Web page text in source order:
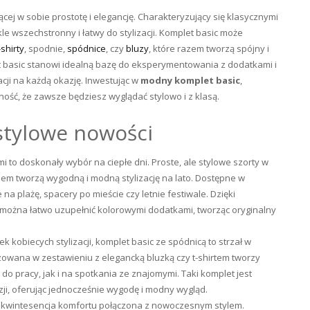
w sobie prostotę i elegancję. Charakteryzujący się klasycznymi
i łatwy do stylizacji. Komplet basic może
, spodnie, spódnice, czybluzy, które razem tworzą spójny i
stanowi idealną bazę do eksperymentowania z dodatkami i
na każdą okazję. Inwestując w modny komplet basic,
że zawsze będziesz wyglądać stylowo i z klasą.
nowości
to doskonały wybór na ciepłe dni. Proste, ale stylowe szorty w
tworzą wygodną i modną stylizację na lato. Dostępne w
plażę, spacery po mieście czy letnie festiwale. Dzięki
łatwo uzupełnić kolorowymi dodatkami, tworząc oryginalny
kobiecych stylizacji, komplet basic ze spódnicą to strzał w
w zestawieniu z elegancką bluzką czy t-shirtem tworzy
pracy, jak i na spotkania ze znajomymi. Taki komplet jest
oferując jednocześnie wygodę i modny wygląd.
komfortu połączona z nowoczesnym stylem.